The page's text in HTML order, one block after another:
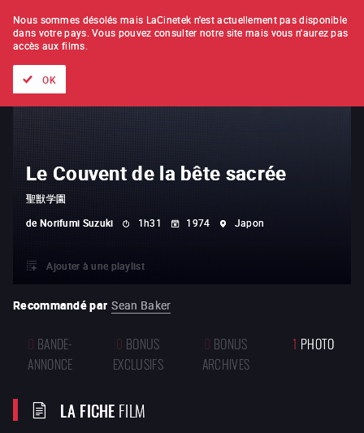
À L'UNITÉ ABONNEMENT
Le Couvent de la bête sacrée
聖獣学園
de Norifumi Suzuki 1h31 1974 Japon
Ajouter à une playlist
Recommandé par Sean Baker
0 BANDE-
ANNONCE
0 BONUS
EXCLUSIFS
0 BONUS
ARCHIVES
1 PHOTO
LA FICHEFILM
Nous sommes désolés mais LaCinetek n'est actuellement pas disponible
dans votre pays. Vous pouvez consulter notre site mais vous n'aurez pas
accès aux films.
OK